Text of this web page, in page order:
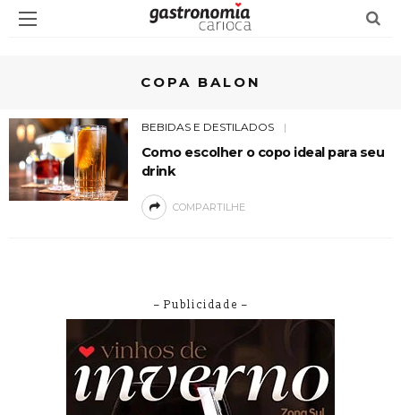
COPA BALON
BEBIDAS E DESTILADOS
Como escolher o copo ideal para seu
drink
COMPARTILHE
– Publicidade –